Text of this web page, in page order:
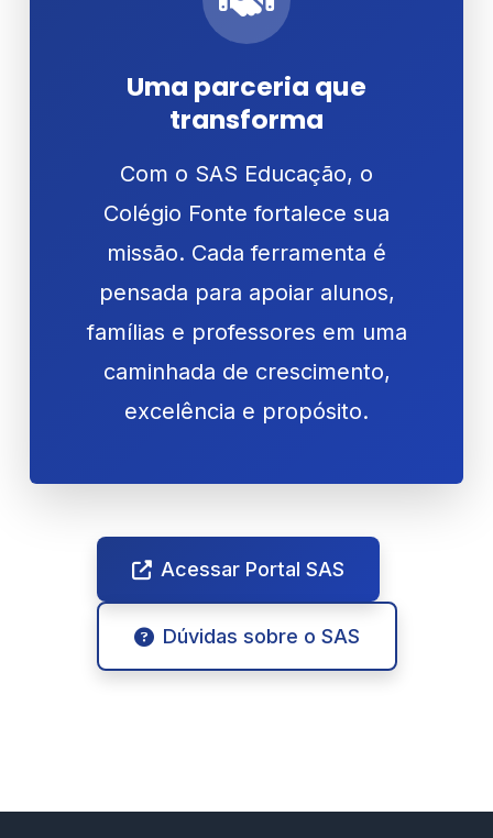
Uma parceria que
transforma
Com o SAS Educação, o
Colégio Fonte fortalece sua
missão. Cada ferramenta é
pensada para apoiar alunos,
famílias e professores em uma
caminhada de crescimento,
excelência e propósito.
Acessar Portal SAS
Dúvidas sobre o SAS